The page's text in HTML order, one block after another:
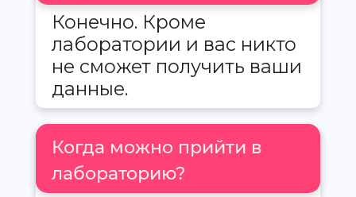
Конечно. Кроме
лаборатории и вас никто
не сможет получить ваши
данные.
Когда можно прийти в
лабораторию?